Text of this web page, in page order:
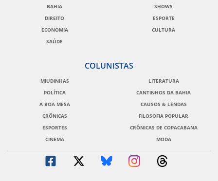
BAHIA
DIREITO
ECONOMIA
SAÚDE
SHOWS
ESPORTE
CULTURA
COLUNISTAS
MIUDINHAS
POLÍTICA
A BOA MESA
CRÔNICAS
ESPORTES
CINEMA
LITERATURA
CANTINHOS DA BAHIA
CAUSOS & LENDAS
FILOSOFIA POPULAR
CRÔNICAS DE COPACABANA
MODA